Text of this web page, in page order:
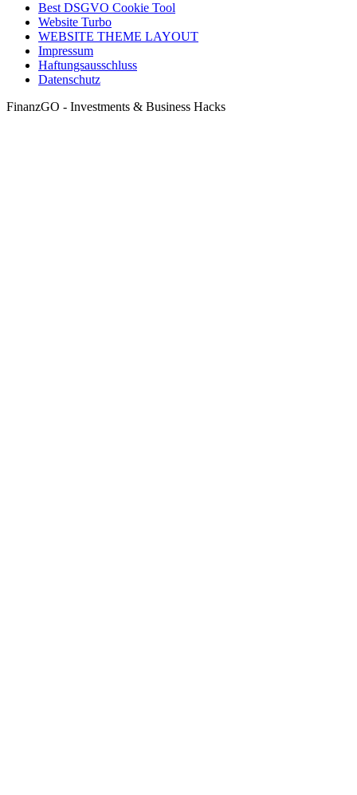
Best DSGVO Cookie Tool
Website Turbo
WEBSITE THEME LAYOUT
Impressum
Haftungsausschluss
Datenschutz
FinanzGO - Investments & Business Hacks